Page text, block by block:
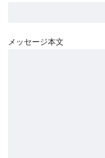
メッセージ本文